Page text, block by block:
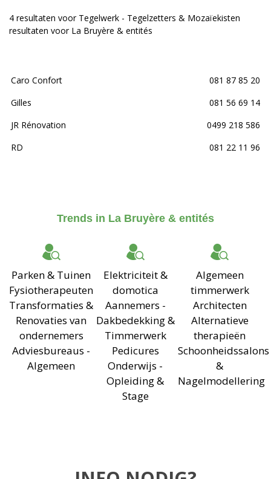
4 resultaten voor Tegelwerk - Tegelzetters & Mozaïekisten
resultaten voor La Bruyère & entités
Caro Confort
081 87 85 20
Gilles
081 56 69 14
JR Rénovation
0499 218 586
RD
081 22 11 96
Trends in La Bruyère & entités
Parken & Tuinen
Fysiotherapeuten
Transformaties &
Renovaties van
ondernemers
Adviesbureaus -
Algemeen
Elektriciteit &
domotica
Aannemers -
Dakbedekking &
Timmerwerk
Pedicures
Onderwijs -
Opleiding &
Stage
Algemeen
timmerwerk
Architecten
Alternatieve
therapieën
Schoonheidssalons
&
Nagelmodellering